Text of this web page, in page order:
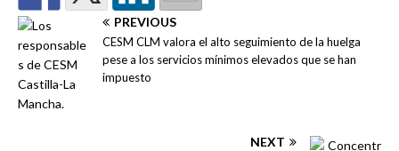
PREVIOUS
CESM CLM valora el alto seguimiento de la huelga
pese a los servicios mínimos elevados que se han
impuesto
NEXT